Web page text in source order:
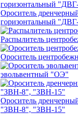
Ороситель
горизонтальный
Распылитель
Ороситель
эвольвентный "ОЭ"
Ороситель
"ЗВН-8", "ЗВН-15"